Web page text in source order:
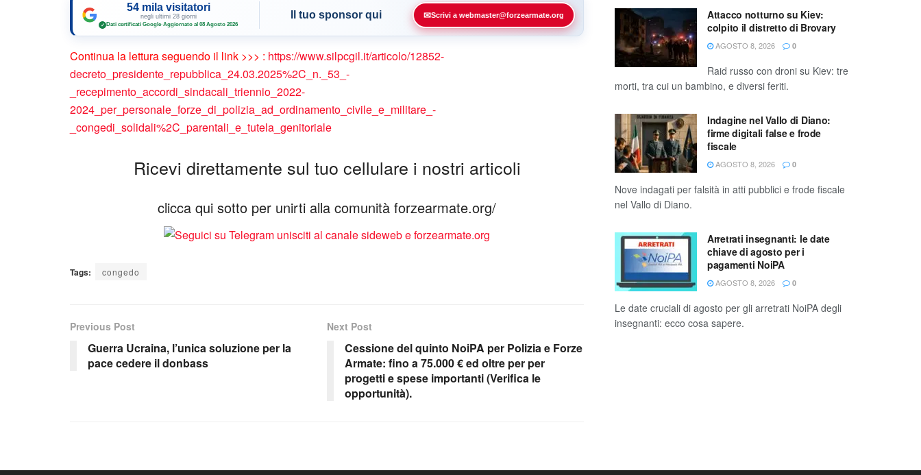
54 mila visitatori
negli ultimi 28 giorni
✓ Dati certificati Google·Aggiornato al 08 Agosto 2026
Il tuo sponsor qui ✉Scrivi a webmaster@forzearmate.org
Continua la lettura seguendo il link >>> : https://www.silpcgil.it/articolo/12852-
decreto_presidente_repubblica_24.03.2025%2C_n._53_-
_recepimento_accordi_sindacali_triennio_2022-
2024_per_personale_forze_di_polizia_ad_ordinamento_civile_e_militare_-
_congedi_solidali%2C_parentali_e_tutela_genitoriale
Ricevi direttamente sul tuo cellulare i nostri articoli
clicca qui sotto per unirti alla comunità forzearmate.org/
Tags: congedo
Previous Post
Guerra Ucraina, l’unica soluzione per la
pace cedere il donbass
Next Post
Cessione del quinto NoiPA per Polizia e Forze
Armate: fino a 75.000 € ed oltre per per
progetti e spese importanti (Verifica le
opportunità).
Attacco notturno su Kiev:
colpito il distretto di Brovary
AGOSTO 8, 2026 0
Raid russo con droni su Kiev: tre
morti, tra cui un bambino, e diversi feriti.
Indagine nel Vallo di Diano:
firme digitali false e frode
fiscale
AGOSTO 8, 2026 0
Nove indagati per falsità in atti pubblici e frode fiscale
nel Vallo di Diano.
Arretrati insegnanti: le date
chiave di agosto per i
pagamenti NoiPA
AGOSTO 8, 2026 0
Le date cruciali di agosto per gli arretrati NoiPA degli
insegnanti: ecco cosa sapere.